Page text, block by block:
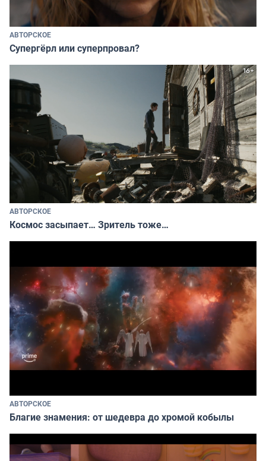
АВТОРСКОЕ
Супергёрл или суперпровал?
АВТОРСКОЕ
Космос засыпает… Зритель тоже…
АВТОРСКОЕ
Благие знамения: от шедевра до хромой кобылы